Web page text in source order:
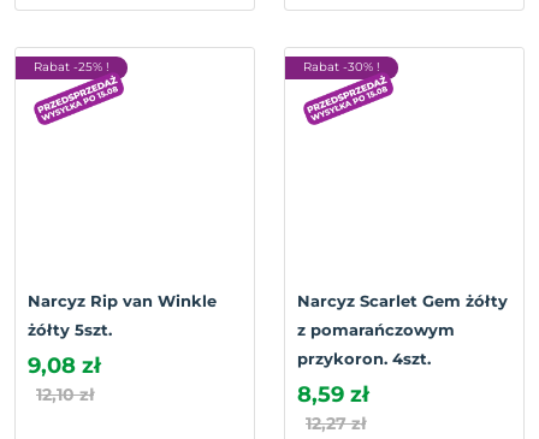
Rabat -25% !
Narcyz Rip van Winkle
żółty 5szt.
9,08 zł
12,10 zł
Rabat -30% !
Narcyz Scarlet Gem żółty
z pomarańczowym
przykoron. 4szt.
8,59 zł
12,27 zł